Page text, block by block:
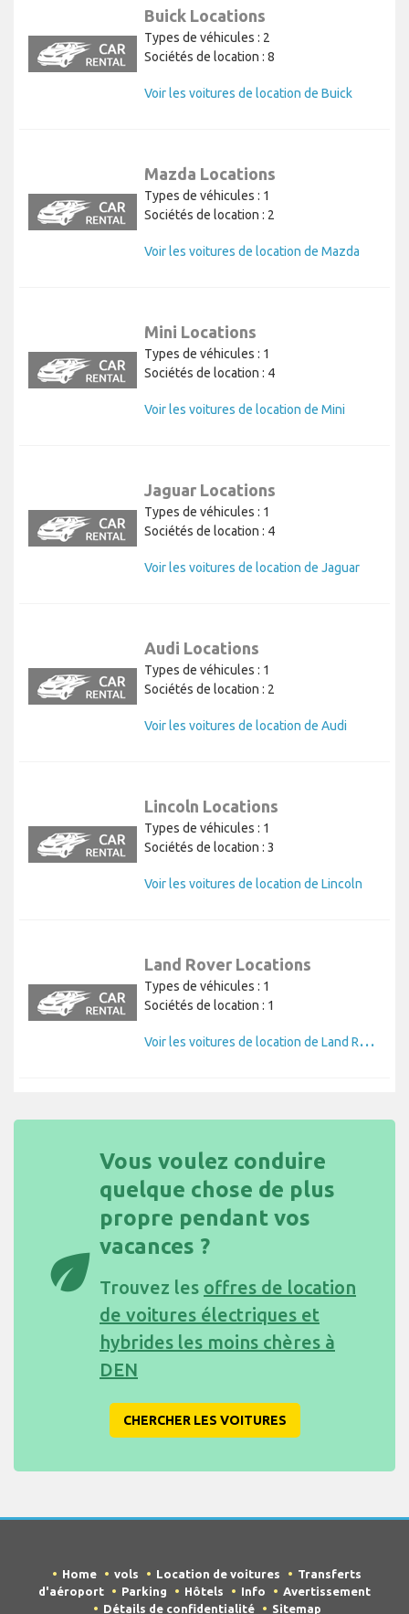
Buick Locations
Types de véhicules : 2
Sociétés de location : 8
Voir les voitures de location de Buick
Mazda Locations
Types de véhicules : 1
Sociétés de location : 2
Voir les voitures de location de Mazda
Mini Locations
Types de véhicules : 1
Sociétés de location : 4
Voir les voitures de location de Mini
Jaguar Locations
Types de véhicules : 1
Sociétés de location : 4
Voir les voitures de location de Jaguar
Audi Locations
Types de véhicules : 1
Sociétés de location : 2
Voir les voitures de location de Audi
Lincoln Locations
Types de véhicules : 1
Sociétés de location : 3
Voir les voitures de location de Lincoln
Land Rover Locations
Types de véhicules : 1
Sociétés de location : 1
V
oir les voitures de location de Land Rover
eco
Vous voulez conduire
quelque chose de plus
propre pendant vos
vacances ?
Trouvez les offres de location
de voitures électriques et
hybrides les moins chères à
DEN
CHERCHER LES VOITURES
Home vols Location de voitures
Transferts
d'aéroport
Parking Hôtels Info
Avertissement
Détails de confidentialité
Sitemap